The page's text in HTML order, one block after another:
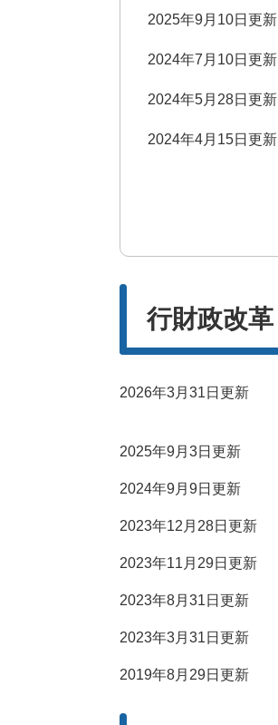
2025年9月10日更新
2024年7月10日更新
2024年5月28日更新
2024年4月15日更新
行財政改革
2026年3月31日更新
2025年9月3日更新
2024年9月9日更新
2023年12月28日更新
2023年11月29日更新
2023年8月31日更新
2023年3月31日更新
2019年8月29日更新